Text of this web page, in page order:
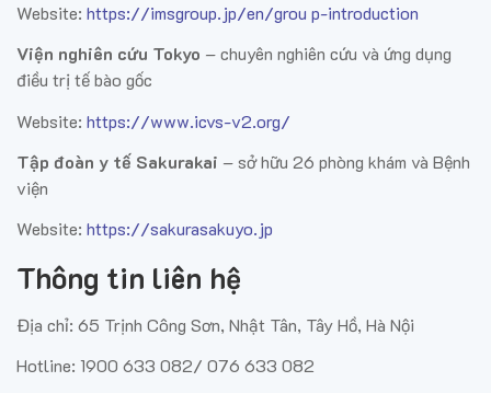
Website: https://imsgroup.jp/en/grou p-introduction
Viện nghiên cứu Tokyo – chuyên nghiên cứu và ứng dụng
điều trị tế bào gốc
Website: https://www.icvs-v2.org/
Tập đoàn y tế Sakurakai – sở hữu 26 phòng khám và Bệnh
viện
Website: https://sakurasakuyo.jp
Thông tin liên hệ
Địa chỉ: 65 Trịnh Công Sơn, Nhật Tân, Tây Hồ, Hà Nội
Hotline: 1900 633 082/ 076 633 082